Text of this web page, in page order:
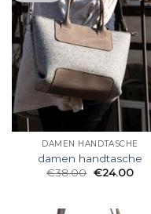
DAMEN HANDTASCHE
damen handtasche
€38.00 €24.00